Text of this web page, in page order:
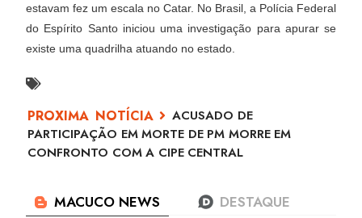
estavam fez um escala no Catar. No Brasil, a Polícia Federal
do Espírito Santo iniciou uma investigação para apurar se
existe uma quadrilha atuando no estado.
ACUSADO DE
PARTICIPAÇÃO EM MORTE DE PM MORRE EM
CONFRONTO COM A CIPE CENTRAL